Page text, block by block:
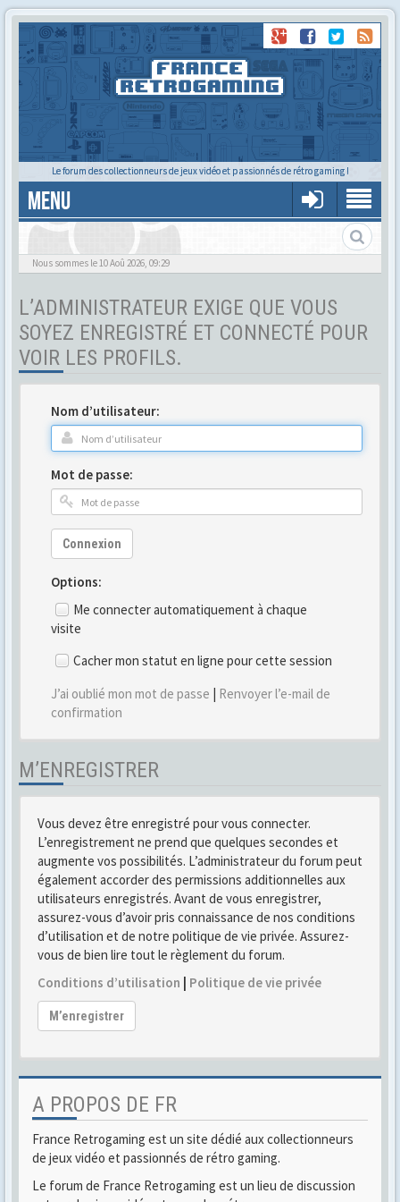
Le forum des collectionneurs de jeux vidéo et passionnés de rétro gaming !
MENU
Tu cherches quelqu'un ?
Nous sommes le 10 Aoû 2026, 09:29
L’ADMINISTRATEUR EXIGE QUE VOUS
SOYEZ ENREGISTRÉ ET CONNECTÉ POUR
VOIR LES PROFILS.
Nom d’utilisateur:
Mot de passe:
Connexion
Options:
Me connecter automatiquement à chaque
visite
Cacher mon statut en ligne pour cette session
J’ai oublié mon mot de passe | Renvoyer l’e-mail de
confirmation
M’ENREGISTRER
Vous devez être enregistré pour vous connecter.
L’enregistrement ne prend que quelques secondes et
augmente vos possibilités. L’administrateur du forum peut
également accorder des permissions additionnelles aux
utilisateurs enregistrés. Avant de vous enregistrer,
assurez-vous d’avoir pris connaissance de nos conditions
d’utilisation et de notre politique de vie privée. Assurez-
vous de bien lire tout le règlement du forum.
Conditions d’utilisation | Politique de vie privée
M’enregistrer
A PROPOS DE FR
France Retrogaming est un site dédié aux collectionneurs
de jeux vidéo et passionnés de rétro gaming.
Le forum de France Retrogaming est un lieu de discussion